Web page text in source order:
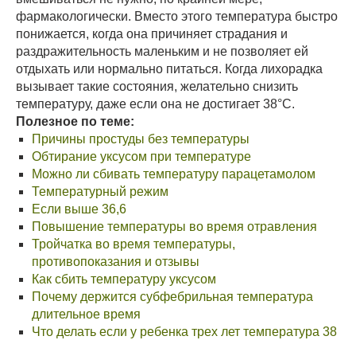
фармакологически. Вместо этого температура быстро
понижается, когда она причиняет страдания и
раздражительность маленьким и не позволяет ей
отдыхать или нормально питаться. Когда лихорадка
вызывает такие состояния, желательно снизить
температуру, даже если она не достигает 38°C.
Полезное по теме:
Причины простуды без температуры
Обтирание уксусом при температуре
Можно ли сбивать температуру парацетамолом
Температурный режим
Если выше 36,6
Повышение температуры во время отравления
Тройчатка во время температуры,
противопоказания и отзывы
Как сбить температуру уксусом
Почему держится субфебрильная температура
длительное время
Что делать если у ребенка трех лет температура 38